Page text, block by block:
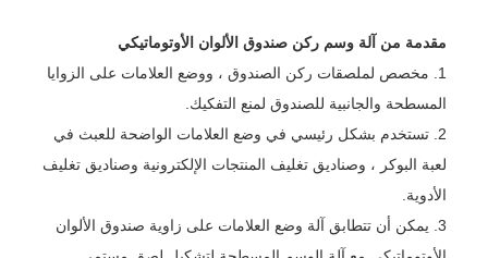
مقدمة من آلة وسم ركن صندوق الألوان الأوتوماتيكي
1. مخصص لملصقات ركن الصندوق ، ووضع العلامات على الزوايا
المسطحة والجانبية للصندوق لمنع التفكيك.
2. تستخدم بشكل رئيسي في وضع العلامات الواضحة للعبث في
لعبة البوكر ، وصناديق تغليف المنتجات الإلكترونية وصناديق تغليف
الأدوية.
3. يمكن أن تتطابق آلة وضع العلامات على زاوية صندوق الألوان